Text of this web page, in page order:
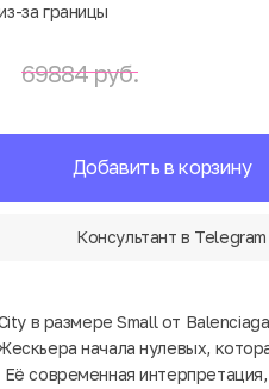
за границы
69884 руб.
Добавить в корзину
Консультант в Telegram
в размере Small от
начала нулевых,
современная